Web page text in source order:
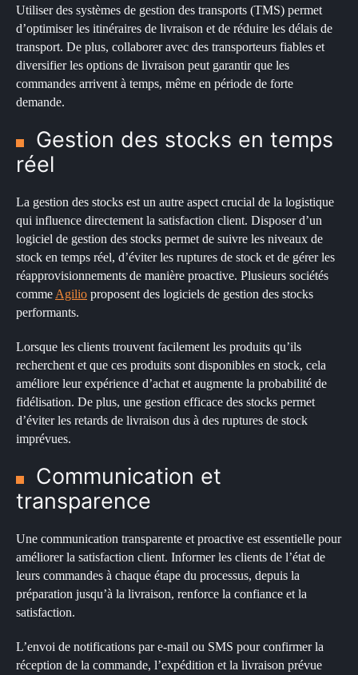
Utiliser des systèmes de gestion des transports (TMS) permet
d’optimiser les itinéraires de livraison et de réduire les délais de
transport. De plus, collaborer avec des transporteurs fiables et
diversifier les options de livraison peut garantir que les
commandes arrivent à temps, même en période de forte
demande.
Gestion des stocks en temps
réel
La gestion des stocks est un autre aspect crucial de la logistique
qui influence directement la satisfaction client. Disposer d’un
logiciel de gestion des stocks permet de suivre les niveaux de
stock en temps réel, d’éviter les ruptures de stock et de gérer les
réapprovisionnements de manière proactive. Plusieurs sociétés
comme Agilio proposent des logiciels de gestion des stocks
performants.
Lorsque les clients trouvent facilement les produits qu’ils
recherchent et que ces produits sont disponibles en stock, cela
améliore leur expérience d’achat et augmente la probabilité de
fidélisation. De plus, une gestion efficace des stocks permet
d’éviter les retards de livraison dus à des ruptures de stock
imprévues.
Communication et
transparence
Une communication transparente et proactive est essentielle pour
améliorer la satisfaction client. Informer les clients de l’état de
leurs commandes à chaque étape du processus, depuis la
préparation jusqu’à la livraison, renforce la confiance et la
satisfaction.
L’envoi de notifications par e-mail ou SMS pour confirmer la
réception de la commande, l’expédition et la livraison prévue
Rechercher
: